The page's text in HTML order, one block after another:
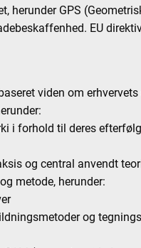
herunder GPS
EU
viden om
i forhold til deres
og central anvendt
metode, herunder:
og